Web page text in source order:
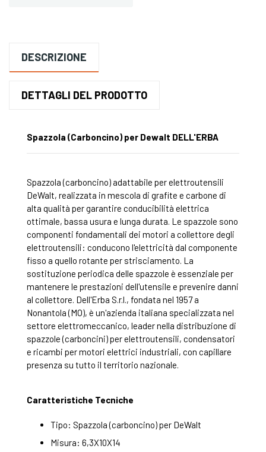
DESCRIZIONE
DETTAGLI DEL PRODOTTO
Spazzola (Carboncino) per Dewalt DELL'ERBA
Spazzola (carboncino) adattabile per elettroutensili
DeWalt, realizzata in mescola di grafite e carbone di
alta qualità per garantire conducibilità elettrica
ottimale, bassa usura e lunga durata. Le spazzole sono
componenti fondamentali dei motori a collettore degli
elettroutensili: conducono l'elettricità dal componente
fisso a quello rotante per strisciamento. La
sostituzione periodica delle spazzole è essenziale per
mantenere le prestazioni dell'utensile e prevenire danni
al collettore. Dell'Erba S.r.l., fondata nel 1957 a
Nonantola (MO), è un'azienda italiana specializzata nel
settore elettromeccanico, leader nella distribuzione di
spazzole (carboncini) per elettroutensili, condensatori
e ricambi per motori elettrici industriali, con capillare
presenza su tutto il territorio nazionale.
Caratteristiche Tecniche
Tipo: Spazzola (carboncino) per DeWalt
Misura: 6,3X10X14